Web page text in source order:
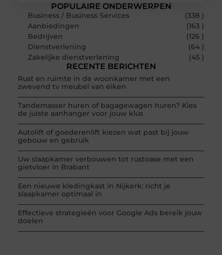
POPULAIRE ONDERWERPEN
Business / Business Services
(338 )
Aanbiedingen
(163 )
Bedrijven
(126 )
Dienstverlening
(64 )
Zakelijke dienstverlening
(45 )
RECENTE BERICHTEN
Rust en ruimte in de woonkamer met een
zwevend tv meubel van eiken
Tandemasser huren of bagagewagen huren? Kies
de juiste aanhanger voor jouw klus
Autolift of goederenlift kiezen wat past bij jouw
gebouw en gebruik
Uw slaapkamer verbouwen tot rustoase met een
gietvloer in Brabant
Een nieuwe kledingkast in Nijkerk: richt je
slaapkamer optimaal in
Effectieve strategieën voor Google Ads bereik jouw
doelen